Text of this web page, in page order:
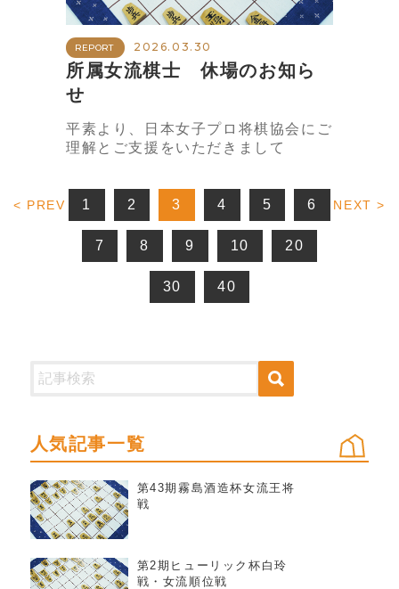
REPORT 2026.03.30
所属女流棋士 休場のお知ら
せ
平素より、日本女子プロ将棋協会にご
理解とご支援をいただきまして
< PREV 1 2 3 4 5 6
7 8 9 10 20
30 40
NEXT >
人気記事一覧
第43期霧島酒造杯女流王将
戦
第2期ヒューリック杯白玲
戦・女流順位戦